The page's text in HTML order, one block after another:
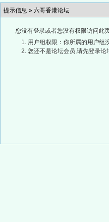
提示信息 » 六哥香港论坛
您没有登录或者您没有权限访问此
用户组权限：你所属的用户组
您还不是论坛会员,请先登录论